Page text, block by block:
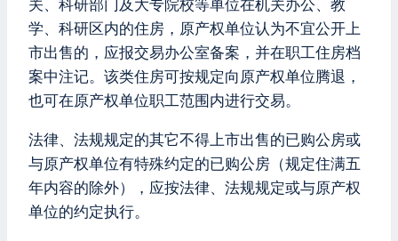
关、科研部门及大专院校等单位在机关办公、教
学、科研区内的住房，原产权单位认为不宜公开上
市出售的，应报交易办公室备案，并在职工住房档
案中注记。该类住房可按规定向原产权单位腾退，
也可在原产权单位职工范围内进行交易。
法律、法规规定的其它不得上市出售的已购公房或
与原产权单位有特殊约定的已购公房（规定住满五
年内容的除外），应按法律、法规规定或与原产权
单位的约定执行。